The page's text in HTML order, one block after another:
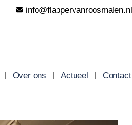
info@flappervanroosmalen.nl
Over ons Actueel Contact